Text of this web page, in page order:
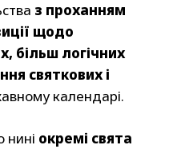
з проханням
щодо
більш логічних
святкових і
календарі.
нині окремі свята